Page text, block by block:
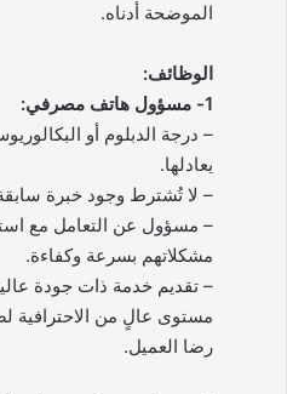
الموضحة أدناه.
الوظائف:
1- مسؤول هاتف مصرفي:
– درجة الدبلوم أو
يعادلها.
– لا تُشترط وجود خبرة
– مسؤول عن التعامل مع
مشكلاتهم بسرعة وكفاءة.
– تقديم خدمة ذات جودة
مستوى عالٍ من الاحترافية
رضا العميل.